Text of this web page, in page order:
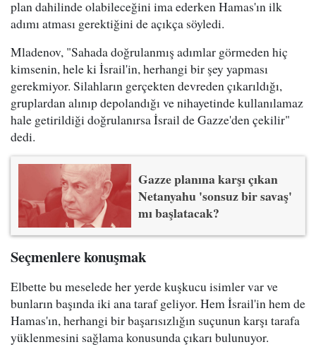
plan dahilinde olabileceğini ima ederken Hamas'ın ilk
adımı atması gerektiğini de açıkça söyledi.
Mladenov, "Sahada doğrulanmış adımlar görmeden hiç
kimsenin, hele ki İsrail'in, herhangi bir şey yapması
gerekmiyor. Silahların gerçekten devreden çıkarıldığı,
gruplardan alınıp depolandığı ve nihayetinde kullanılamaz
hale getirildiği doğrulanırsa İsrail de Gazze'den çekilir"
dedi.
Gazze planına karşı çıkan
Netanyahu 'sonsuz bir savaş'
mı başlatacak?
Seçmenlere konuşmak
Elbette bu meselede her yerde kuşkucu isimler var ve
bunların başında iki ana taraf geliyor. Hem İsrail'in hem de
Hamas'ın, herhangi bir başarısızlığın suçunun karşı tarafa
yüklenmesini sağlama konusunda çıkarı bulunuyor.